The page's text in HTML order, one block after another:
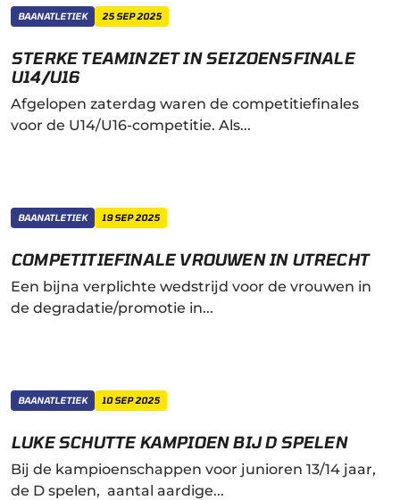
BAANATLETIEK 25 SEP 2025
STERKE TEAMINZET IN SEIZOENSFINALE
U14/U16
Afgelopen zaterdag waren de competitiefinales
voor de U14/U16-competitie. Als...
BAANATLETIEK 19 SEP 2025
COMPETITIEFINALE VROUWEN IN UTRECHT
Een bijna verplichte wedstrijd voor de vrouwen in
de degradatie/promotie in...
BAANATLETIEK 10 SEP 2025
LUKE SCHUTTE KAMPIOEN BIJ D SPELEN
Bij de kampioenschappen voor junioren 13/14 jaar,
de D spelen, aantal aardige...